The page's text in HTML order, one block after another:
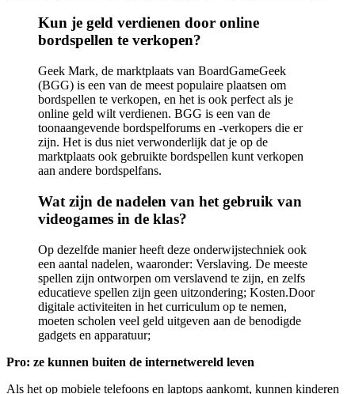
Kun je geld verdienen door online
bordspellen te verkopen?
Geek Mark, de marktplaats van BoardGameGeek
(BGG) is een van de meest populaire plaatsen om
bordspellen te verkopen, en het is ook perfect als je
online geld wilt verdienen. BGG is een van de
toonaangevende bordspelforums en -verkopers die er
zijn. Het is dus niet verwonderlijk dat je op de
marktplaats ook gebruikte bordspellen kunt verkopen
aan andere bordspelfans.
Wat zijn de nadelen van het gebruik van
videogames in de klas?
Op dezelfde manier heeft deze onderwijstechniek ook
een aantal nadelen, waaronder: Verslaving. De meeste
spellen zijn ontworpen om verslavend te zijn, en zelfs
educatieve spellen zijn geen uitzondering; Kosten.Door
digitale activiteiten in het curriculum op te nemen,
moeten scholen veel geld uitgeven aan de benodigde
gadgets en apparatuur;
Pro: ze kunnen buiten de internetwereld leven
Als het op mobiele telefoons en laptops aankomt, kunnen kinderen